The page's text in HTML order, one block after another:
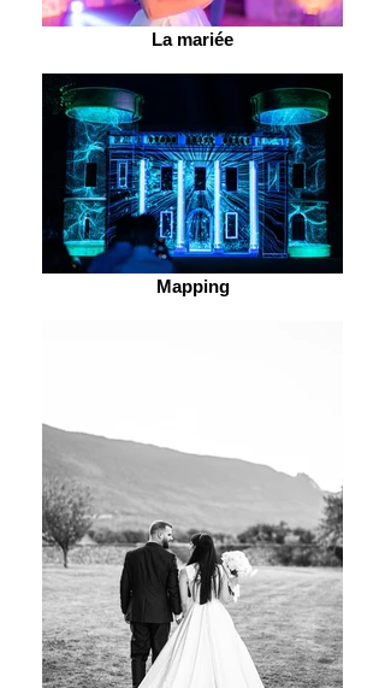
La mariée
Mapping